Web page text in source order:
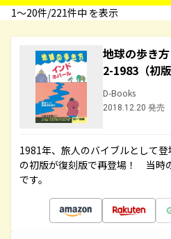
1〜20件/221件中 を表示
地球の歩き
2-1983（初版
D-Books
2018.12.20 発売
1981年、旅人のバイブルとして
の初版が復刻版で再登場！ 当時
です。